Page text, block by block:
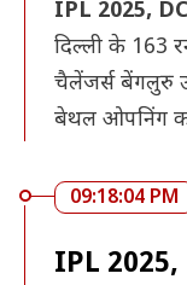
IPL 2025,
दिल्ली के 163
चैलेंजर्स बेंगलुरु
बेथल ओपनिंग
09:18:04 PM
IPL 2025,